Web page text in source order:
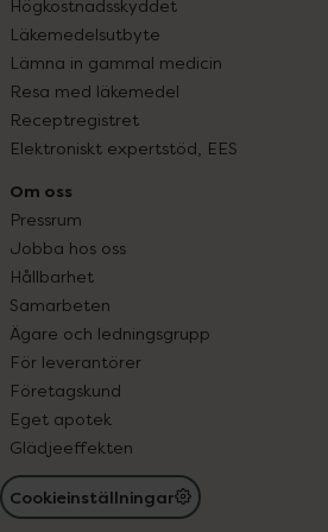
Högkostnadsskyddet
Läkemedelsutbyte
Lämna in gammal medicin
Resa med läkemedel
Receptregistret
Elektroniskt expertstöd, EES
Om oss
Pressrum
Jobba hos oss
Hållbarhet
Samarbeten
Ägare och ledningsgrupp
För leverantörer
Företagskund
Eget apotek
Glädjeeffekten
Cookieinställningar